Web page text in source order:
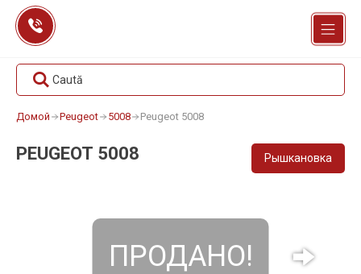
Перейти
содержанию
Caută
Домой Peugeot 5008 Peugeot 5008
PEUGEOT 5008 Рышкановка
ПРОДАНО!